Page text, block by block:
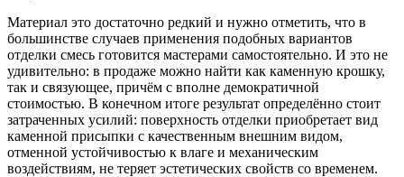
Материал это достаточно редкий и нужно отметить, что в
большинстве случаев применения подобных вариантов
отделки смесь готовится мастерами самостоятельно. И это не
удивительно: в продаже можно найти как каменную крошку,
так и связующее, причём с вполне демократичной
стоимостью. В конечном итоге результат определённо стоит
затраченных усилий: поверхность отделки приобретает вид
каменной присыпки с качественным внешним видом,
отменной устойчивостью к влаге и механическим
воздействиям, не теряет эстетических свойств со временем.